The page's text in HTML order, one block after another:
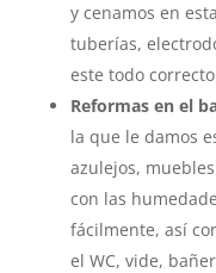
y cenamos en
tuberías,
este todo
Reformas en el
la que le damos
azulejos,
con las
fácilmente, así
el WC, vide,